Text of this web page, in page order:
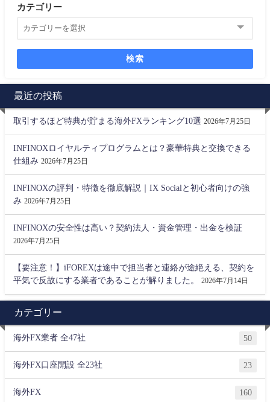
カテゴリー
検索
最近の投稿
取引するほど特典が貯まる海外FXランキング10選 2026年7月25日
INFINOXロイヤルティプログラムとは？豪華特典と交換できる
仕組み 2026年7月25日
INFINOXの評判・特徴を徹底解説｜IX Socialと初心者向けの強
み 2026年7月25日
INFINOXの安全性は高い？契約法人・資金管理・出金を検証
2026年7月25日
【要注意！】iFOREXは途中で担当者と連絡が途絶える、契約を
平気で反故にする業者であることが解りました。
2026年7月14日
カテゴリー
海外FX業者 全47社 50
海外FX口座開設 全23社 23
海外FX 160